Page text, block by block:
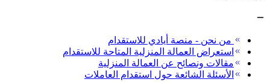
من نحن - منصة أيادي للاستقدام
استعراض العمالة المنزلية المتاحة للاستقدام
مقالات ونصائح عن العمالة المنزلية
الأسئلة الشائعة حول استقدام العاملات